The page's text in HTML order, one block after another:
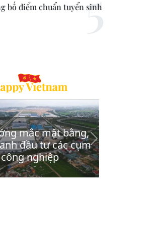
bố điểm chuẩn tuyển sinh